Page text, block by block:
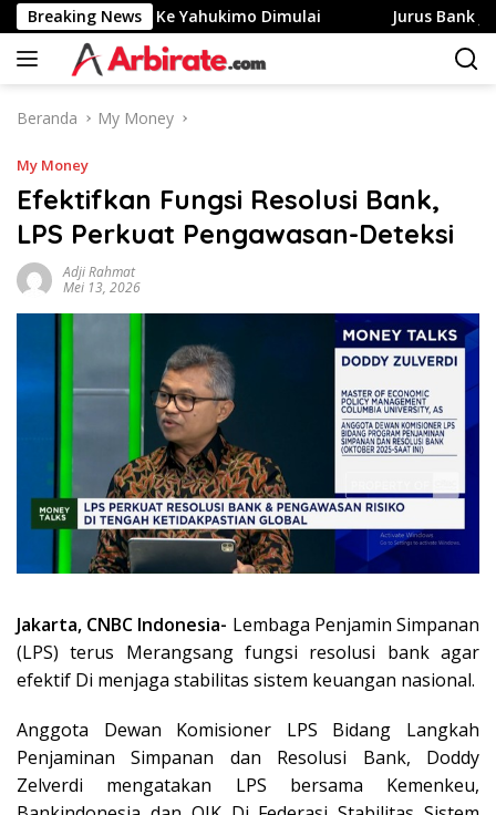
Langsung
ke
konten
Breaking News
Merah Putih Ke Yahukimo Dimulai Jurus Bank Jago
Beranda My Money
My Money
Efektifkan Fungsi Resolusi Bank,
LPS Perkuat Pengawasan-Deteksi
Adji Rahmat
Mei 13, 2026
Jakarta, CNBC Indonesia- Lembaga Penjamin Simpanan
(LPS) terus Merangsang fungsi resolusi bank agar
efektif Di menjaga stabilitas sistem keuangan nasional.
Anggota Dewan Komisioner LPS Bidang Langkah
Penjaminan Simpanan dan Resolusi Bank, Doddy
Zelverdi mengatakan LPS bersama Kemenkeu,